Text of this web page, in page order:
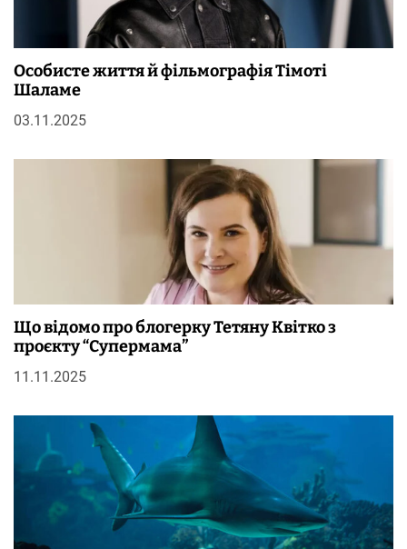
Особисте життя й фільмографія Тімоті
Шаламе
03.11.2025
Що відомо про блогерку Тетяну Квітко з
проєкту “Супермама”
11.11.2025